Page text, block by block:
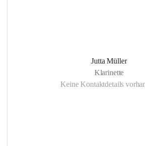
Jutta Müller
Klarinette
Keine Kontaktdetails